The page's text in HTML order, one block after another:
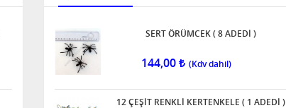
SERT ÖRÜMCEK ( 8 ADEDİ )
144,00
12 ÇEŞİT RENKLİ KERTENKELE ( 1 ADEDİ )